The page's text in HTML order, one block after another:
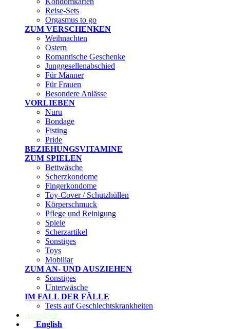
Reise-Sets
Orgasmus to go
ZUM VERSCHENKEN
Weihnachten
Ostern
Romantische Geschenke
Junggesellenabschied
Für Männer
Für Frauen
Besondere Anlässe
VORLIEBEN
Nuru
Bondage
Fisting
Pride
BEZIEHUNGSVITAMINE
ZUM SPIELEN
Bettwäsche
Scherzkondome
Fingerkondome
Toy-Cover / Schutzhüllen
Körperschmuck
Pflege und Reinigung
Spiele
Scherzartikel
Sonstiges
Toys
Mobiliar
ZUM AN- UND AUSZIEHEN
Sonstiges
Unterwäsche
IM FALL DER FÄLLE
Tests auf Geschlechtskrankheiten
Angebote
English